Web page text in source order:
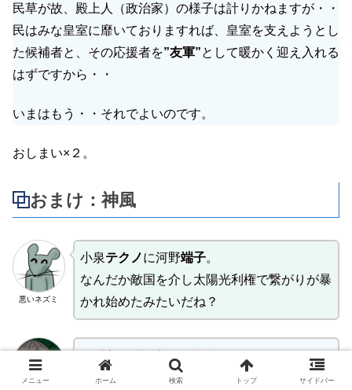
民草が故、殿上人（政治家）の様子は計りかねますが・・
民はみな皇室に靡いておりますれば、皇室を支えようとし
た候補者と、その応援者を”友軍”として暖かく迎え入れる
はずですから・・
いまはもう・・それでよいのです。
おしまい×２。
おまけ：神風
悪いネズミ
小泉テクノに河野端子。
なんだか敵国を介し太陽光利権で繋がりが暴
かれ始めたみたいだね？
アイヤ～バレたアル？？
もう党員票の投票は開始されているみたいだ
メニュー ホーム 検索 トップ サイドバー